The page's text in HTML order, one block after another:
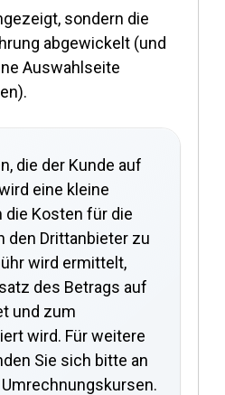
sondern die
abgewickelt (und
Auswahlseite
die der Kunde auf
eine kleine
die Kosten für die
den Drittanbieter zu
wird ermittelt,
des Betrags auf
und zum
wird. Für weitere
Sie sich bitte an